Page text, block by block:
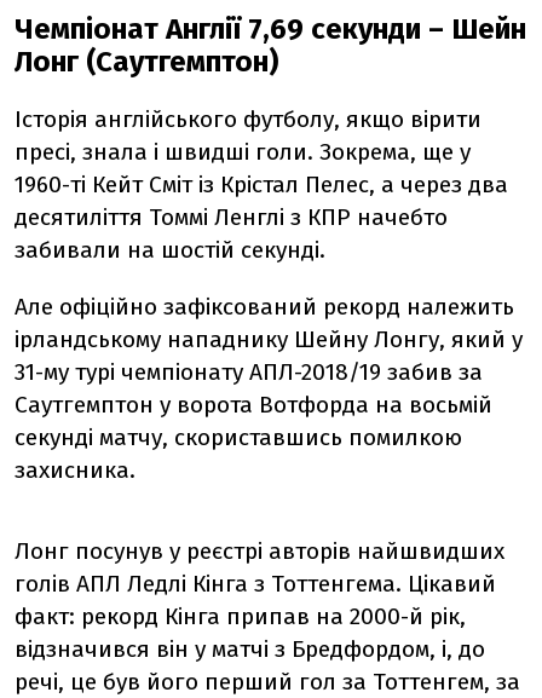
Чемпіонат Англії 7,69 секунди – Шейн
Лонг (Саутгемптон)
Історія англійського футболу, якщо вірити
пресі, знала і швидші голи. Зокрема, ще у
1960-ті Кейт Сміт із Крістал Пелес, а через два
десятиліття Томмі Ленглі з КПР начебто
забивали на шостій секунді.
Але офіційно зафіксований рекорд належить
ірландському нападнику Шейну Лонгу, який у
31-му турі чемпіонату АПЛ-2018/19 забив за
Саутгемптон у ворота Вотфорда на восьмій
секунді матчу, скориставшись помилкою
захисника.
Лонг посунув у реєстрі авторів найшвидших
голів АПЛ Ледлі Кінга з Тоттенгема. Цікавий
факт: рекорд Кінга припав на 2000-й рік,
відзначився він у матчі з Бредфордом, і, до
речі, це був його перший гол за Тоттенгем, за